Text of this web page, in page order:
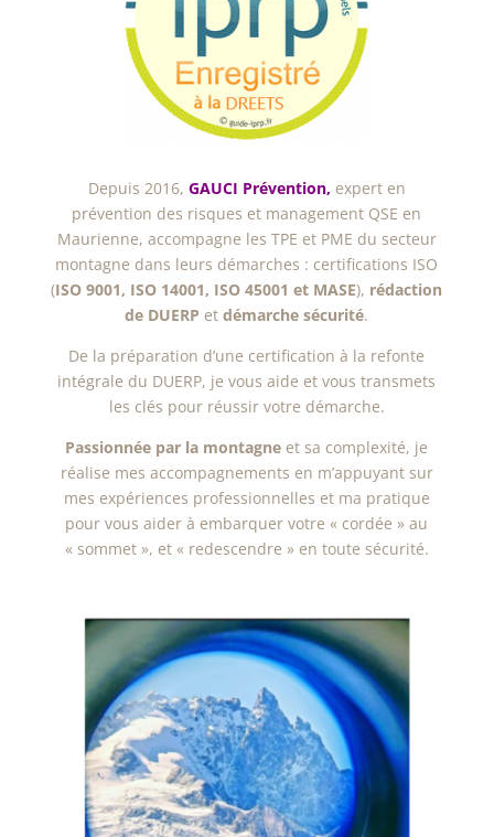
Depuis 2016, GAUCI Prévention, expert en
prévention des risques et management QSE en
Maurienne, accompagne les TPE et PME du secteur
montagne dans leurs démarches : certifications ISO
(ISO 9001, ISO 14001, ISO 45001 et MASE), rédaction
de DUERP etdémarche sécurité.
De la préparation d’une certification à la refonte
intégrale du DUERP, je vous aide et vous transmets
les clés pour réussir votre démarche.
Passionnée par la montagne et sa complexité, je
réalise mes accompagnements en m’appuyant sur
mes expériences professionnelles et ma pratique
pour vous aider à embarquer votre « cordée » au
« sommet », et « redescendre » en toute sécurité.